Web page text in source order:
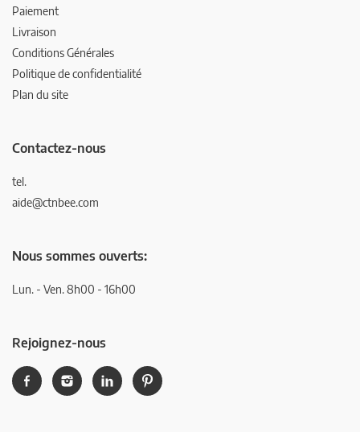
Paiement
Livraison
Conditions Générales
Politique de confidentialité
Plan du site
Contactez-nous
tel.
aide@ctnbee.com
Nous sommes ouverts:
Lun. - Ven. 8h00 - 16h00
Rejoignez-nous